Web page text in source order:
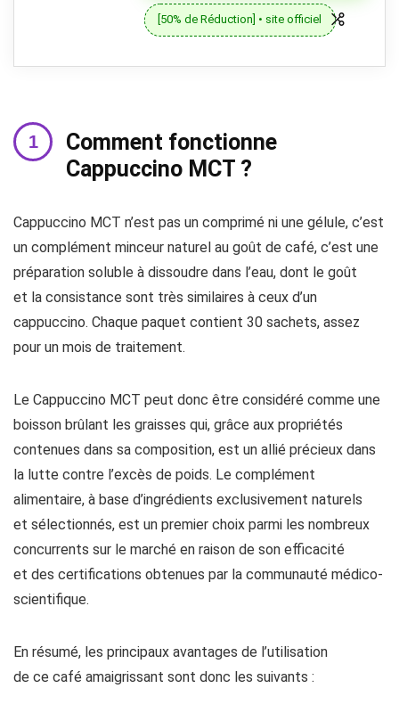
[50% de Réduction] • site officiel
Comment fonctionne
Cappuccino MCT ?
Cappuccino MCT n’est pas un comprimé ni une gélule, c’est
un complément minceur naturel au goût de café, c’est une
préparation soluble à dissoudre dans l’eau, dont le goût
et la consistance sont très similaires à ceux d’un
cappuccino. Chaque paquet contient 30 sachets, assez
pour un mois de traitement.
Le Cappuccino MCT peut donc être considéré comme une
boisson brûlant les graisses qui, grâce aux propriétés
contenues dans sa composition, est un allié précieux dans
la lutte contre l’excès de poids. Le complément
alimentaire, à base d’ingrédients exclusivement naturels
et sélectionnés, est un premier choix parmi les nombreux
concurrents sur le marché en raison de son efficacité
et des certifications obtenues par la communauté médico-
scientifique.
En résumé, les principaux avantages de l’utilisation
de ce café amaigrissant sont donc les suivants :